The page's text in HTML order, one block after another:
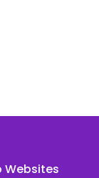
Websites